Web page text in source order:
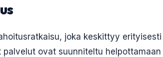
joka keskittyy
ovat suunniteltu